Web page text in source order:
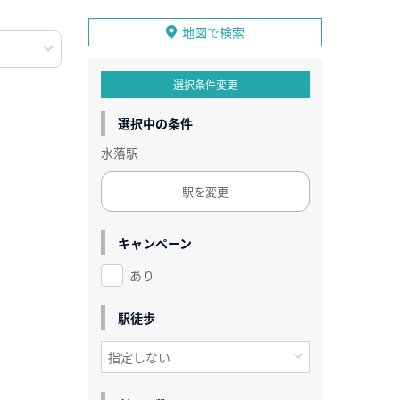
地図で検索
選択条件変更
選択中の条件
水落駅
駅を変更
キャンペーン
あり
駅徒歩